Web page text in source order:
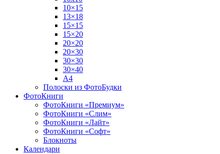
10×15
13×18
15×15
15×20
20×20
20×30
30×30
30×40
A4
Полоски из ФотоБудки
ФотоКниги
ФотоКниги «Премиум»
ФотоКниги «Слим»
ФотоКниги «Лайт»
ФотоКниги «Софт»
Блокноты
Календари